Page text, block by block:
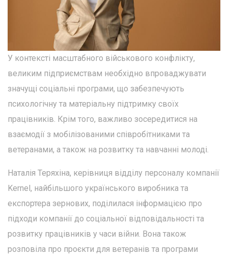
У контексті масштабного військового конфлікту,
великим підприємствам необхідно впроваджувати
значущі соціальні програми, що забезпечують
психологічну та матеріальну підтримку своїх
працівників. Крім того, важливо зосередитися на
взаємодії з мобілізованими співробітниками та
ветеранами, а також на розвитку та навчанні молоді.
Наталія Теряхіна, керівниця відділу персоналу компанії
Kernel, найбільшого українського виробника та
експортера зернових, поділилася інформацією про
підходи компанії до соціальної відповідальності та
розвитку працівників у часи війни. Вона також
розповіла про проєкти для ветеранів та програми